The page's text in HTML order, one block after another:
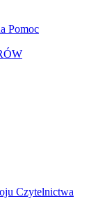
Pomoc
Czytelnictwa